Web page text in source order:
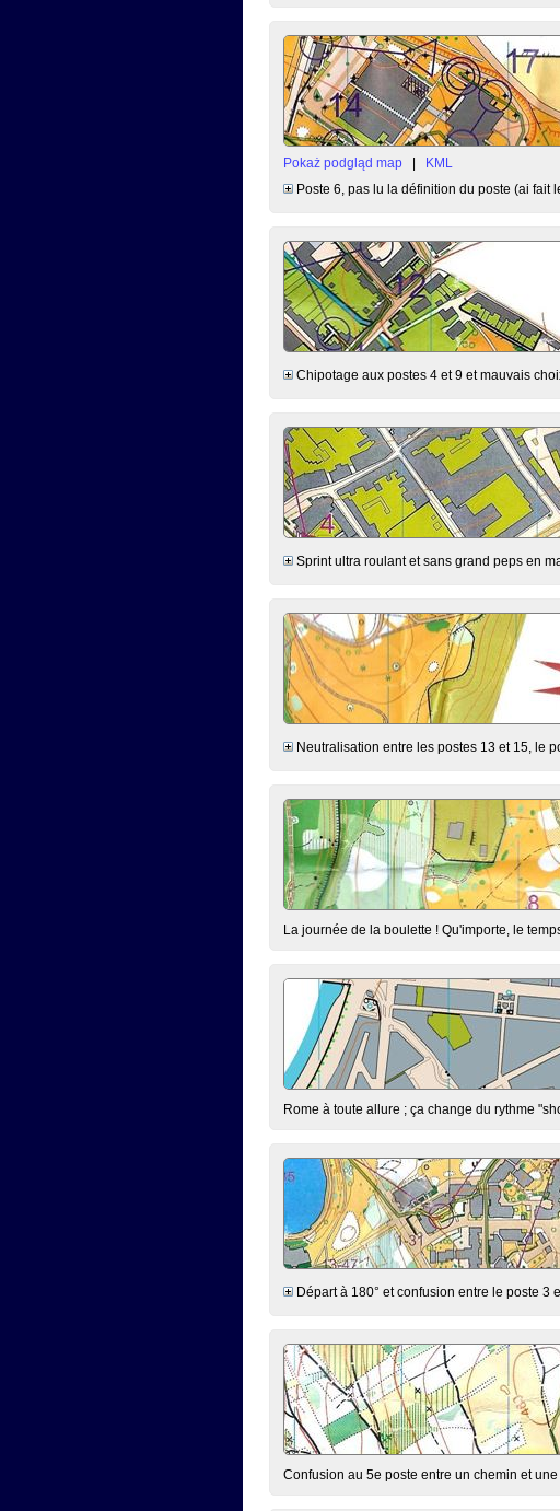
Pokaż podgląd map
|
KML
Poste 6, pas lu la définition du poste (ai fait
Chipotage aux postes 4 et 9 et mauvais
Sprint ultra roulant et sans grand peps en
Neutralisation entre les postes 13 et 15, le
La journée de la boulette ! Qu'importe, le
Rome à toute allure ; ça change du rythme
Départ à 180° et confusion entre le poste 3
Confusion au 5e poste entre un chemin et